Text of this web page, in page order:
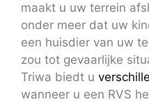
maakt u uw terrein
onder meer dat uw
een huisdier van uw
zou tot gevaarlijke
Triwa biedt u
wanneer u een RVS